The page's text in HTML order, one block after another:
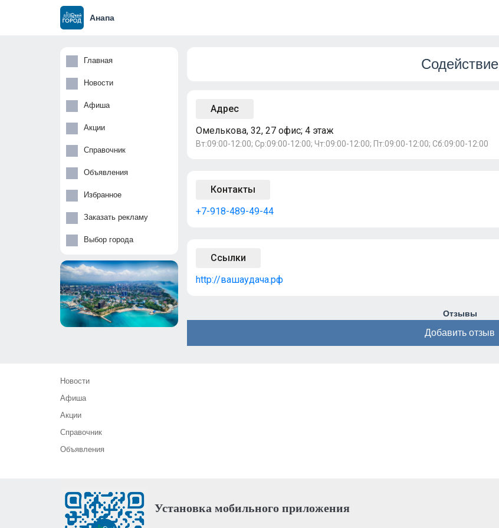
Анапа
Главная
Новости
Афиша
Акции
Справочник
Объявления
Избранное
Заказать рекламу
Выбор города
Содействие
Адрес
Омелькова, 32, 27 офис; 4 этаж
Вт:09:00-12:00; Ср:09:00-12:00; Чт:09:00-12:00; Пт:09:00-12:00; Сб:09:00-12:00
Контакты
+7-918-489-49-44
Ссылки
http://вашаудача.рф
Отзывы
Добавить отзыв
Новости
Афиша
Акции
Справочник
Объявления
Установка мобильного приложения